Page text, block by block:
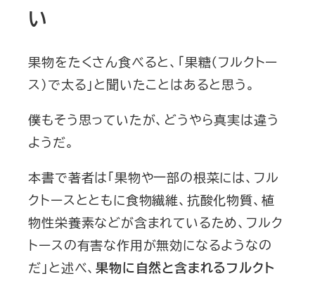
い
果物をたくさん食べると、「果糖（フルクトー
ス）で太る」と聞いたことはあると思う。
僕もそう思っていたが、どうやら真実は違う
ようだ。
本書で著者は「果物や一部の根菜には、フル
クトースとともに食物繊維、抗酸化物質、植
物性栄養素などが含まれているため、フルク
トースの有害な作用が無効になるようなの
だ」と述べ、果物に自然と含まれるフルクト